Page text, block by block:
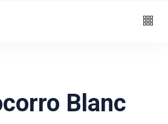
Blanc